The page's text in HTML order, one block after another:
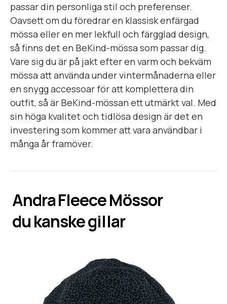
passar din personliga stil och preferenser.
Oavsett om du föredrar en klassisk enfärgad
mössa eller en mer lekfull och färgglad design,
så finns det en BeKind-mössa som passar dig.
Vare sig du är på jakt efter en varm och bekväm
mössa att använda under vintermånaderna eller
en snygg accessoar för att komplettera din
outfit, så är BeKind-mössan ett utmärkt val. Med
sin höga kvalitet och tidlösa design är det en
investering som kommer att vara användbar i
många år framöver.
AndraFleece Mössor
du kanske gillar